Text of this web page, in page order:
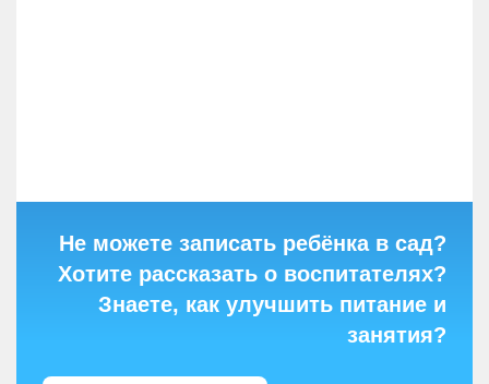
Не можете записать ребёнка в сад?
Хотите рассказать о воспитателях?
Знаете, как улучшить питание и
занятия?